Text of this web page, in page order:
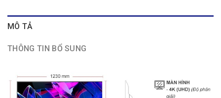
MÔ TẢ
THÔNG TIN BỔ SUNG